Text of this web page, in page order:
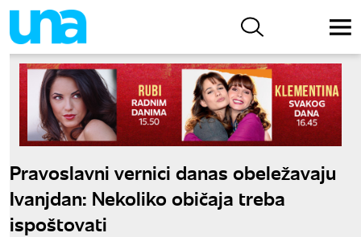
Pravoslavni vernici danas obeležavaju
Ivanjdan: Nekoliko običaja treba
ispoštovati